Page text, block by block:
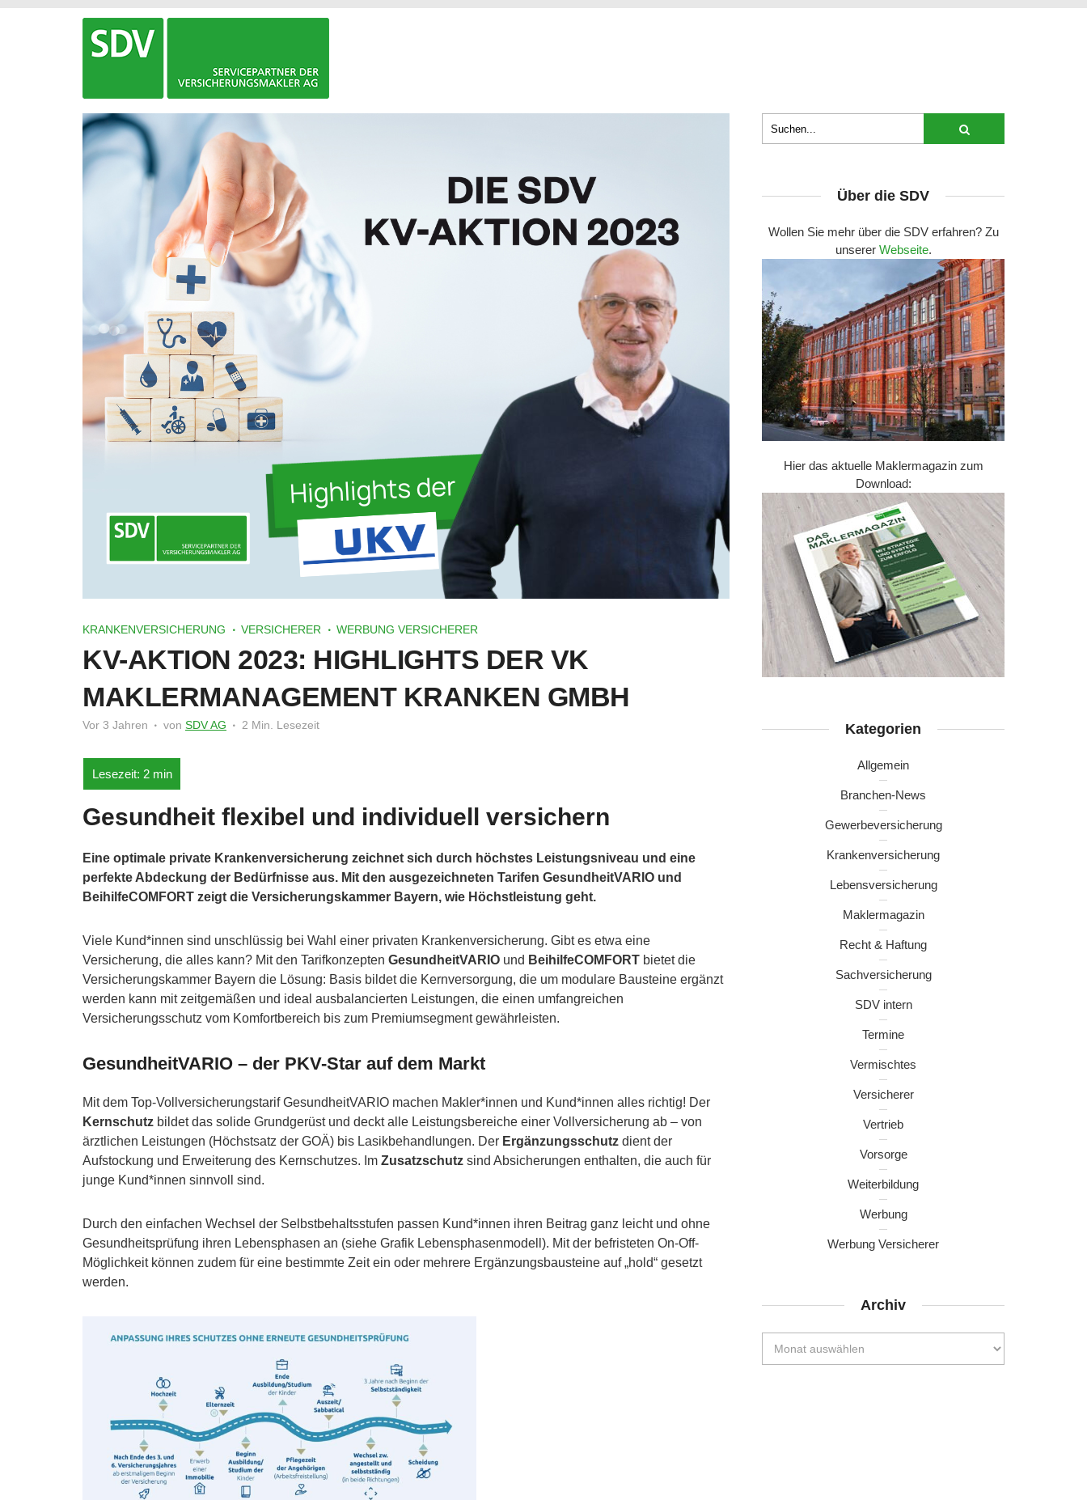
KRANKENVERSICHERUNG VERSICHERER WERBUNG VERSICHERER
KV-AKTION 2023: HIGHLIGHTS DER VK
MAKLERMANAGEMENT KRANKEN GMBH
Vor 3 Jahren von SDV AG 2 Min. Lesezeit
Gesundheit flexibel und individuell versichern
Eine optimale private Krankenversicherung zeichnet sich durch höchstes Leistungsniveau und eine
perfekte Abdeckung der Bedürfnisse aus. Mit den ausgezeichneten Tarifen GesundheitVARIO und
BeihilfeCOMFORT zeigt die Versicherungskammer Bayern, wie Höchstleistung geht.
Viele Kund*innen sind unschlüssig bei Wahl einer privaten Krankenversicherung. Gibt es etwa eine
Versicherung, die alles kann? Mit den Tarifkonzepten GesundheitVARIO und BeihilfeCOMFORT bietet die
Versicherungskammer Bayern die Lösung: Basis bildet die Kernversorgung, die um modulare Bausteine ergänzt
werden kann mit zeitgemäßen und ideal ausbalancierten Leistungen, die einen umfangreichen
Versicherungsschutz vom Komfortbereich bis zum Premiumsegment gewährleisten.
GesundheitVARIO – der PKV-Star auf dem Markt
Mit dem Top-Vollversicherungstarif GesundheitVARIO machen Makler*innen und Kund*innen alles richtig! Der
Kernschutz bildet das solide Grundgerüst und deckt alle Leistungsbereiche einer Vollversicherung ab – von
ärztlichen Leistungen (Höchstsatz der GOÄ) bis Lasikbehandlungen. Der Ergänzungsschutz dient der
Aufstockung und Erweiterung des Kernschutzes. Im Zusatzschutz sind Absicherungen enthalten, die auch für
junge Kund*innen sinnvoll sind.
Durch den einfachen Wechsel der Selbstbehaltsstufen passen Kund*innen ihren Beitrag ganz leicht und ohne
Gesundheitsprüfung ihren Lebensphasen an (siehe Grafik Lebensphasenmodell). Mit der befristeten On-Off-
Möglichkeit können zudem für eine bestimmte Zeit ein oder mehrere Ergänzungsbausteine auf „hold“ gesetzt
werden.
Über die SDV
Wollen Sie mehr über die SDV erfahren? Zu
unserer Webseite.
Hier das aktuelle Maklermagazin zum
Download:
Kategorien
Allgemein
Branchen-News
Gewerbeversicherung
Krankenversicherung
Lebensversicherung
Maklermagazin
Recht & Haftung
Sachversicherung
SDV intern
Termine
Vermischtes
Versicherer
Vertrieb
Vorsorge
Weiterbildung
Werbung
Werbung Versicherer
Archiv